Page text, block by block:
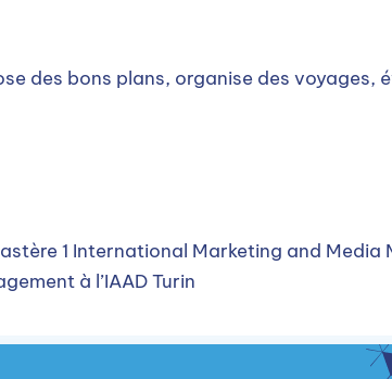
des bons plans, organise des voyages,
1 International Marketing and Media
à l’IAAD Turin